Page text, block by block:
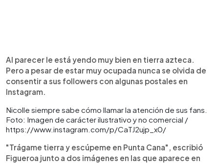
Al parecer le está yendo muy bien en tierra azteca.
Pero a pesar de estar muy ocupada nunca se olvida de
consentir a sus followers con algunas postales en
Instagram.
Nicolle siempre sabe cómo llamar la atención de sus fans.
Foto: Imagen de carácter ilustrativo y no comercial /
https://www.instagram.com/p/CaTJ2ujp_x0/
"Trágame tierra y escúpeme en Punta Cana", escribió
Figueroa junto a dos imágenes en las que aparece en